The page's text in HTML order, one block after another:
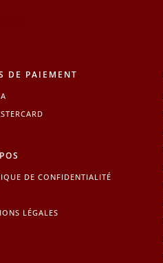
DE PAIEMENT
DE CONFIDENTIALITÉ
LÉGALES